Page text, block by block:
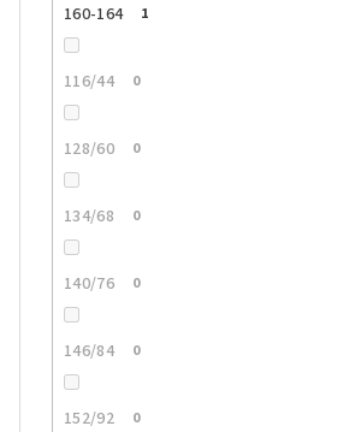
160-164 1
116/44 0
128/60 0
134/68 0
140/76 0
146/84 0
152/92 0